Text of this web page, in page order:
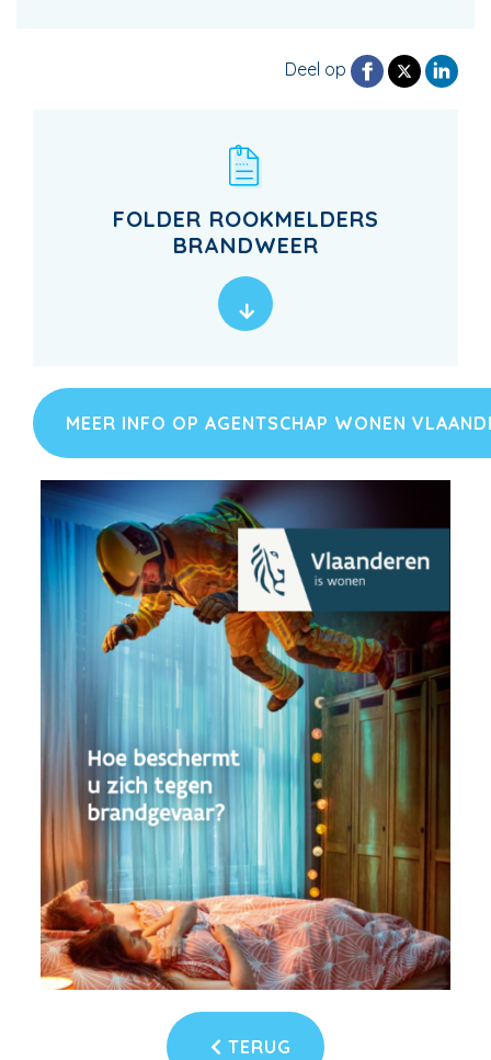
Deel op
FOLDER ROOKMELDERS
BRANDWEER
MEER INFO OP AGENTSCHAP WONEN
TERUG